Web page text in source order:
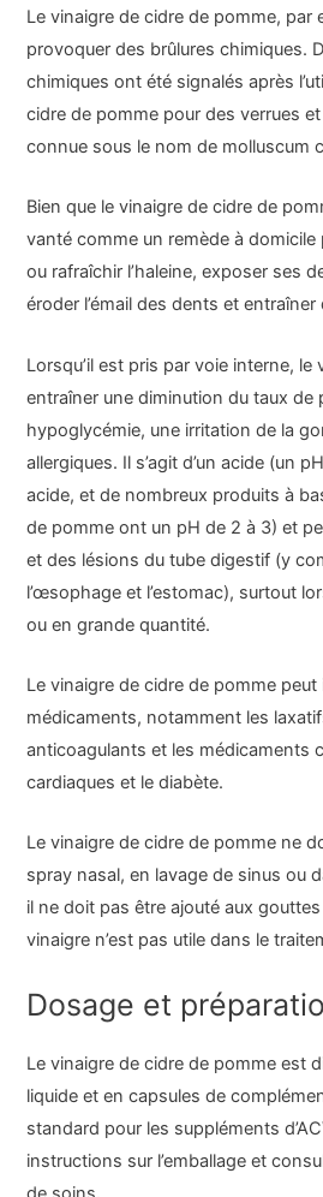
Le vinaigre de cidre de pomme, par
provoquer des brûlures chimiques.
chimiques ont été signalés après
cidre de pomme pour des verrues
connue sous le nom de molluscum
Bien que le vinaigre de cidre de
vanté comme un remède à
ou rafraîchir l’haleine, exposer ses
éroder l’émail des dents et entraîner
Lorsqu’il est pris par voie interne, le
entraîner une diminution du taux de
hypoglycémie, une irritation de la
allergiques. Il s’agit d’un acide (un
acide, et de nombreux produits à
de pomme ont un pH de 2 à 3) et
et des lésions du tube digestif (y
l’œsophage et l’estomac), surtout
ou en grande quantité.
Le vinaigre de cidre de pomme
médicaments, notamment les
anticoagulants et les médicaments
cardiaques et le diabète.
Le vinaigre de cidre de pomme ne
spray nasal, en lavage de sinus ou
il ne doit pas être ajouté aux
vinaigre n’est pas utile dans le
Dosage et
Le vinaigre de cidre de pomme est
liquide et en capsules de
standard pour les suppléments
instructions sur l’emballage et